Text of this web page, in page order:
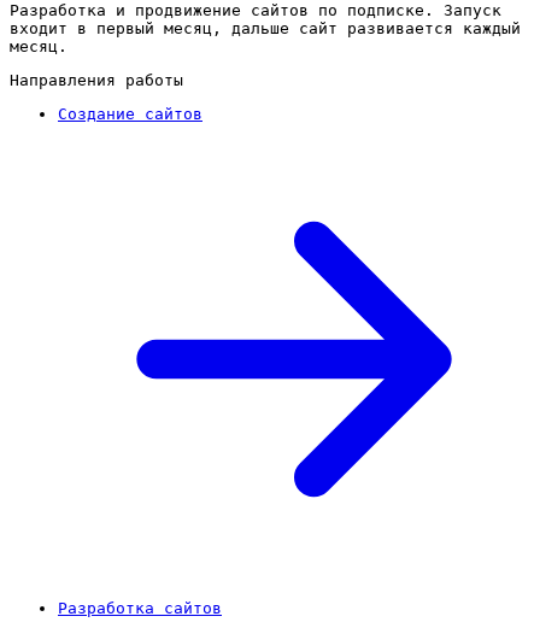
Разработка и продвижение сайтов по подписке. Запуск
входит в первый месяц, дальше сайт развивается каждый
месяц.
Направления работы
Создание сайтов
Разработка сайтов